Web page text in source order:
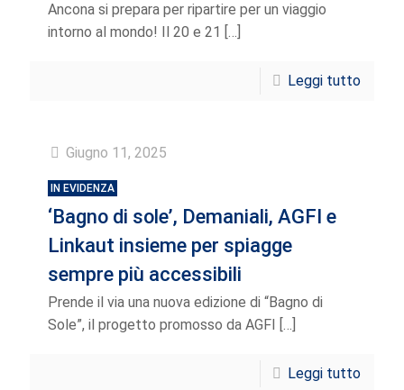
Ancona si prepara per ripartire per un viaggio
intorno al mondo! Il 20 e 21 […]
Leggi tutto
Giugno 11, 2025
IN EVIDENZA
‘Bagno di sole’, Demaniali, AGFI e
Linkaut insieme per spiagge
sempre più accessibili
Prende il via una nuova edizione di “Bagno di
Sole”, il progetto promosso da AGFI […]
Leggi tutto